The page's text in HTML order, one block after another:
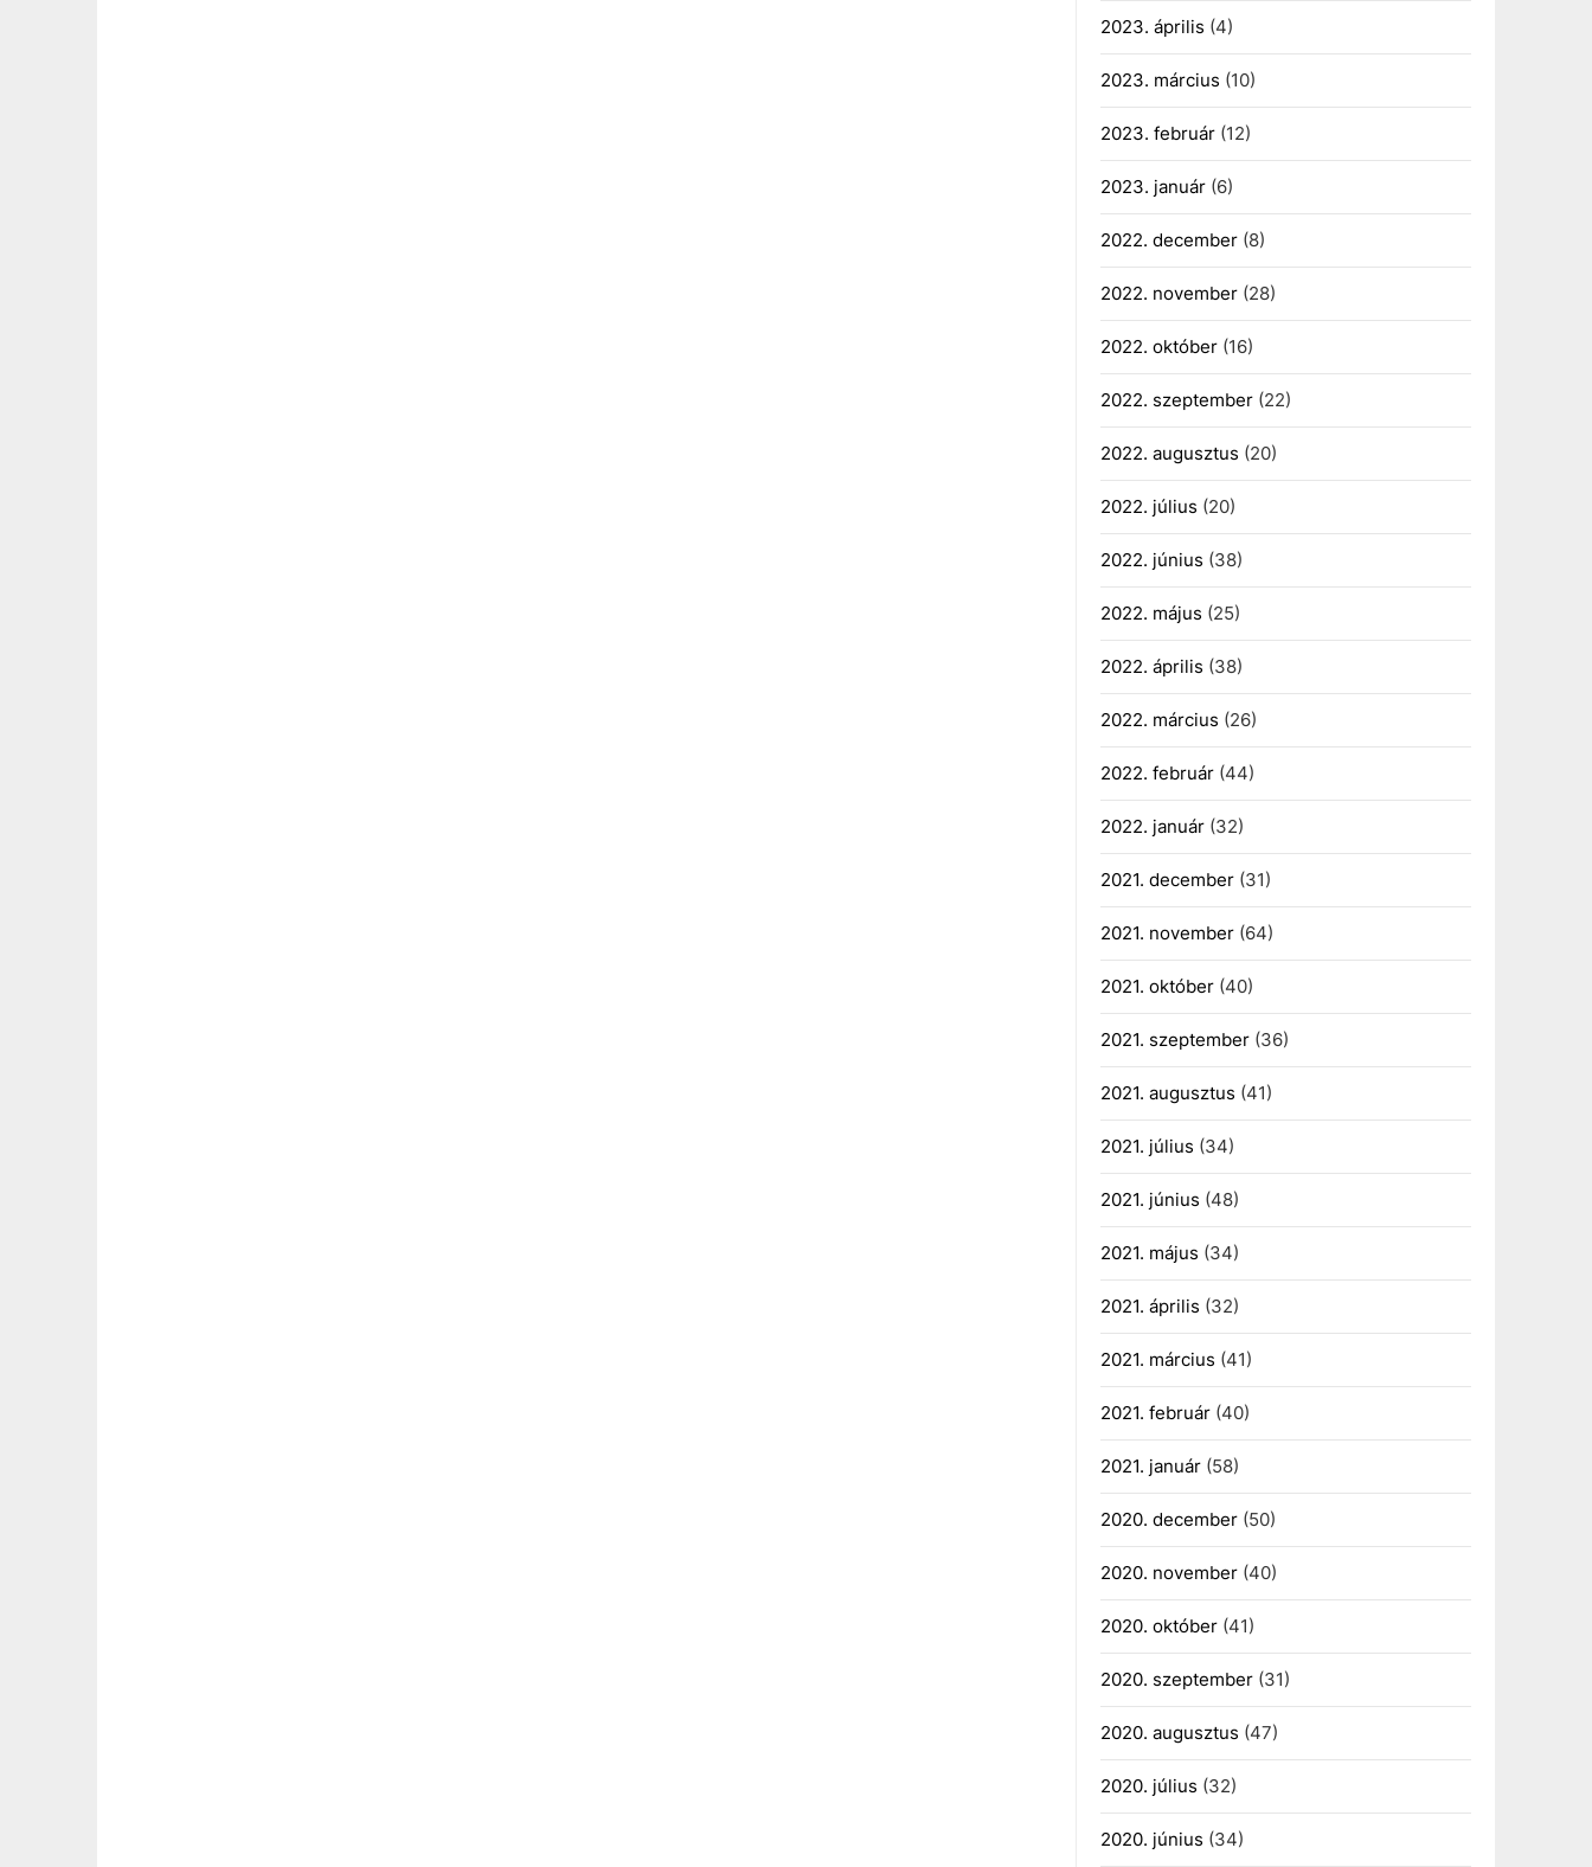
2023. április (4)
2023. március (10)
2023. február(12)
2023. január(6)
2022. december(8)
2022. november(28)
2022. október(16)
2022. szeptember(22)
2022. augusztus (20)
2022. július (20)
2022. június (38)
2022. május (25)
2022. április (38)
2022. március (26)
2022. február(44)
2022. január(32)
2021. december(31)
2021. november(64)
2021. október(40)
2021. szeptember(36)
2021. augusztus (41)
2021. július (34)
2021. június (48)
2021. május (34)
2021. április (32)
2021. március (41)
2021. február(40)
2021. január(58)
2020. december(50)
2020. november(40)
2020. október(41)
2020. szeptember(31)
2020. augusztus (47)
2020. július (32)
2020. június (34)